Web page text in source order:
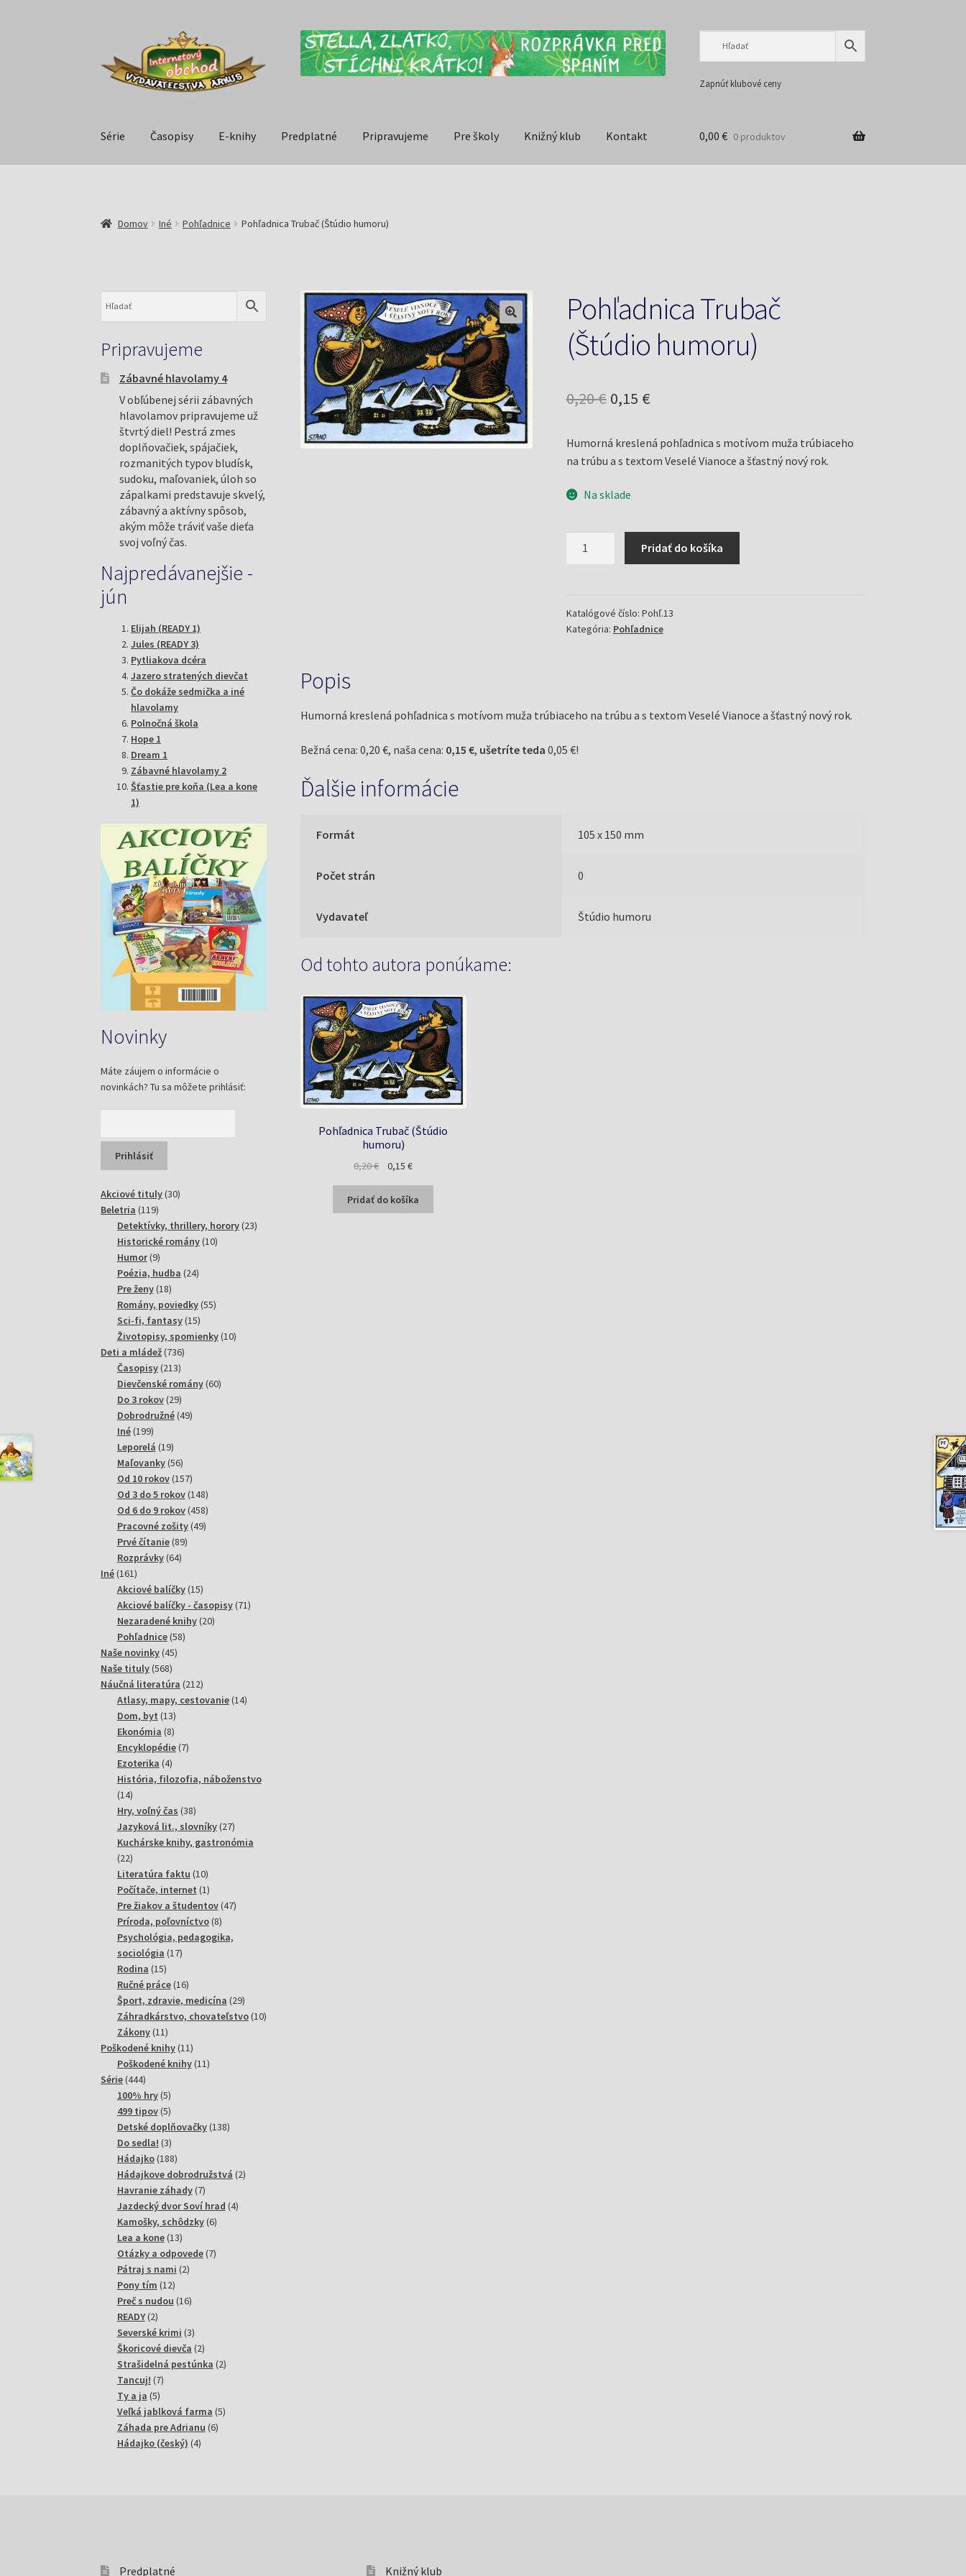
Zapnúť klubové ceny
Série Časopisy E-knihy Predplatné Pripravujeme Pre školy Knižný klub Kontakt 0,00 € 0 produktov
Domov Iné Pohľadnice Pohľadnica Trubač (Štúdio humoru)
Pohľadnica Trubač
(Štúdio humoru)
0,20€ Pôvodná
bola:
0,15 €Aktuálna
je:
Humorná kreslená pohľadnica s motívom muža trúbiaceho
na trúbu a s textom Veselé Vianoce a šťastný nový rok.
Na sklade
humoru)
Pridať do košíka
Katalógové číslo: Pohľ.13
Kategória: Pohľadnice
Popis
Humorná kreslená pohľadnica s motívom muža trúbiaceho na trúbu a s textom Veselé Vianoce a šťastný nový rok.
Bežná cena: 0,20 €, naša cena: 0,15 €, ušetríte teda 0,05 €!
Ďalšie informácie
Formát 105 x 150 mm
Počet strán 0
Vydavateľ Štúdio humoru
Od tohto autora ponúkame:
Pohľadnica Trubač (Štúdio
humoru)
0,20€
Pôvodná
bola:
0,20 €.
0,15€Aktuálna
je:
0,15 €.
Pridať do košíka
Pripravujeme
Zábavné hlavolamy 4
V obľúbenej sérii zábavných
hlavolamov pripravujeme už
štvrtý diel! Pestrá zmes
doplňovačiek, spájačiek,
rozmanitých typov bludísk,
sudoku, maľovaniek, úloh so
zápalkami predstavuje skvelý,
zábavný a aktívny spôsob,
akým môže tráviť vaše dieťa
svoj voľný čas.
Najpredávanejšie -
jún
Elijah (READY 1)
Jules (READY 3)
Pytliakova dcéra
Jazero stratených dievčat
Čo dokáže sedmička a iné
hlavolamy
Polnočná škola
Hope 1
Dream 1
Zábavné hlavolamy 2
Šťastie pre koňa (Lea a kone
1)
Novinky
Máte záujem o informácie o
novinkách? Tu sa môžete prihlásiť:
Akciové tituly 3030
Beletria 119119
produktov
Detektívky, thrillery, horory 2323
Historické romány 1010
Humor 99
produktov
Poézia, hudba 2424
Pre ženy 1818
produktov
Romány, poviedky 5555
Sci-fi, fantasy 1515
produktov
Životopisy, spomienky 1010
Deti a mládež 736736
Časopisy 213213
produktov
Dievčenské romány 6060
Do 3 rokov 2929
produktov
Dobrodružné 4949
Iné 199199
produktov
Leporelá 1919
produktov
Maľovanky 5656
produktov
Od 10 rokov 157157
produktov
Od 3 do 5 rokov 148148
produktov
Od 6 do 9 rokov 458458
produktov
Pracovné zošity 4949
Prvé čítanie 8989
Rozprávky 6464
Iné 161161
produktov
Akciové balíčky 1515
produktov
Akciové balíčky - časopisy 7171
Nezaradené knihy 2020
Pohľadnice 5858
Naše novinky 4545
Naše tituly 568568
produktov
Náučná literatúra 212212
produktov
Atlasy, mapy, cestovanie 1414
Dom, byt 1313
produktov
Ekonómia 88
produktov
Encyklopédie 77
Ezoterika 44
produkty
História, filozofia, náboženstvo
1414
produktov
Hry, voľný čas 3838
produktov
Jazyková lit., slovníky 2727
produktov
Kuchárske knihy, gastronómia
2222
produktov
Literatúra faktu 1010
produktov
Počítače, internet 11
produkt
Pre žiakov a študentov 4747
Príroda, poľovníctvo 88
produktov
Psychológia, pedagogika,
sociológia 1717
Rodina 1515
produktov
Ručné práce 1616
produktov
Šport, zdravie, medicína 2929
produktov
Záhradkárstvo, chovateľstvo 1010
Zákony 1111
produktov
Poškodené knihy 1111
produktov
Poškodené knihy 1111
Série 444444
produktov
100% hry 55
produktov
499 tipov 55
produktov
Detské doplňovačky 138138
Do sedla! 33
produkty
Hádajko 188188
produktov
Hádajkove dobrodružstvá 22
Havranie záhady 77
produktov
Jazdecký dvor Soví hrad 44
Kamošky, schôdzky 66
Lea a kone 1313
produktov
Otázky a odpovede 77
Pátraj s nami 22
Pony tím 1212
produktov
Preč s nudou 1616
READY 22
produkty
Severské krimi 33
produkty
Škoricové dievča 22
produkty
Strašidelná pestúnka 22
Tancuj! 77
Ty a ja 55
produktov
Veľká jablková farma 55
Záhada pre Adrianu 66
Hádajko (český) 44
Predplatné Knižný klub